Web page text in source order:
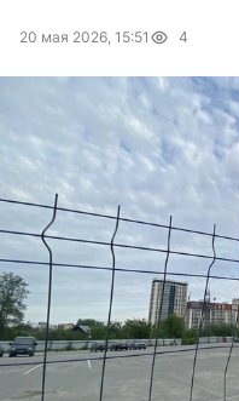
20 мая 2026, 15:51 4